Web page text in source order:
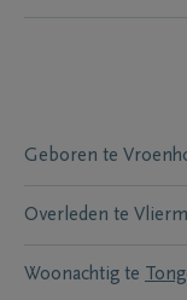
Geboren te
Overleden te
Woonachtig te